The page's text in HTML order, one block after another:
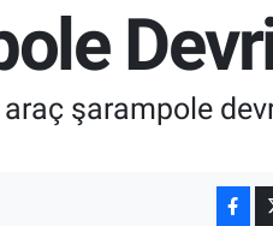
şarampole